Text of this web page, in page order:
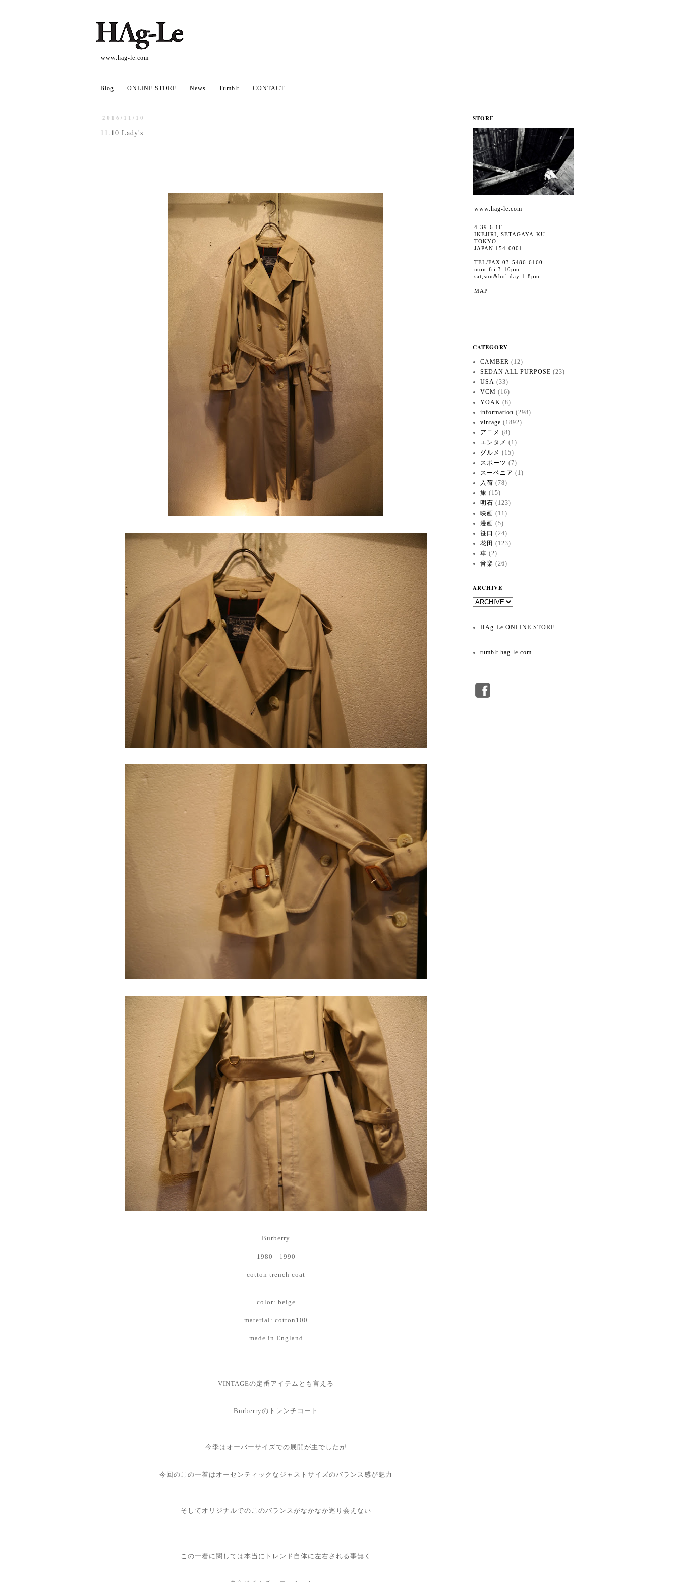
www.hag-le.com
Blog ONLINE STORE News Tumblr CONTACT
2016/11/10
11.10 Lady's
Burberry
1980 - 1990
cotton trench coat
color: beige
material: cotton100
made in England
VINTAGEの定番アイテムとも言える
Burberryのトレンチコート
今季はオーバーサイズでの展開が主でしたが
今回のこの一着はオーセンティックなジャストサイズのバランス感が魅力
そしてオリジナルでのこのバランスがなかなか巡り会えない
この一着に関しては本当にトレンド自体に左右される事無く
STORE
www.hag-le.com
4-39-6 1F
IKEJIRI, SETAGAYA-KU,
TOKYO,
JAPAN 154-0001
TEL/FAX 03-5486-6160
mon-fri 3-10pm
sat,sun&holiday 1-8pm
MAP
CATEGORY
CAMBER (12)
SEDAN ALL PURPOSE (23)
USA (33)
VCM (16)
YOAK (8)
information (298)
vintage (1892)
アニメ (8)
エンタメ (1)
グルメ (15)
スポーツ (7)
スーベニア (1)
入荷 (78)
旅 (15)
明石 (123)
映画 (11)
漫画 (5)
笹口 (24)
花田 (123)
車 (2)
音楽 (26)
ARCHIVE
HAg-Le ONLINE STORE
tumblr.hag-le.com